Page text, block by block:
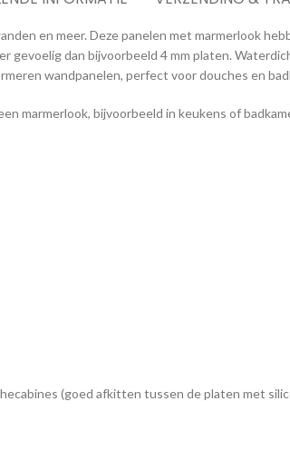
en meer. Deze panelen met marmerlook
gevoelig dan bijvoorbeeld 4 mm platen.
wandpanelen, perfect voor douches en
marmerlook, bijvoorbeeld in keukens of
(goed afkitten tussen de platen met